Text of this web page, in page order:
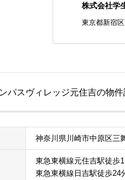
株式会社学
東京都新宿
パスヴィレッジ元住吉の物
神奈川県川崎市中原区三
東急東横線元住吉駅徒歩
東急東横線日吉駅徒歩24